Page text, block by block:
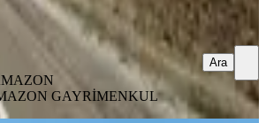
GAYRİMENKUL
Ara